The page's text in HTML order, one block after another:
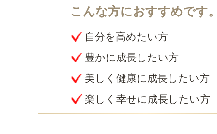
自分を高めたい方
豊かに成長したい方
美しく健康に成長したい方
楽しく幸せに成長したい方